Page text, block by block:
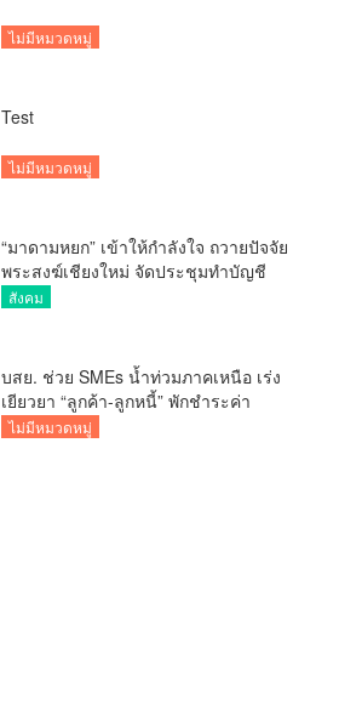
ไม่มีหมวดหมู่
Test
ไม่มีหมวดหมู่
“มาดามหยก” เข้าให้กำลังใจ ถวายปัจจัย
พระสงฆ์เชียงใหม่ จัดประชุมทำบัญชี
รายรับรายจ่ายของวัด กว่า 300 รูป ที่วัด
สังคม
บสย. ช่วย SMEs น้ำท่วมภาคเหนือ เร่ง
เยียวยา “ลูกค้า-ลูกหนี้” พักชำระค่า
ธรรมเนียม-ค่างวด
ไม่มีหมวดหมู่